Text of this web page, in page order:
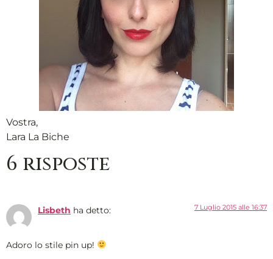
Vostra,
Lara La Biche
6 risposte
Lisbeth ha detto: 7 Luglio 2015 alle 16:37
Adoro lo stile pin up!